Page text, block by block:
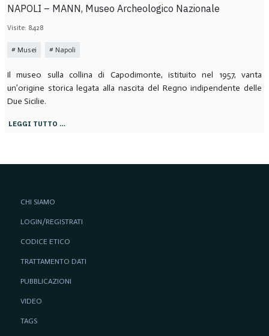
NAPOLI – MANN, Museo Archeologico Nazionale
Visite: 8428
Musei Napoli
Il museo sulla collina di Capodimonte, istituito nel 1957, vanta
un’origine storica legata alla nascita del Regno indipendente delle
Due Sicilie.
LEGGI TUTTO …
CHI SIAMO
LOGIN/REGISTRATI
CODICE ETICO
TRATTAMENTO DATI
PUBBLICAZIONI
VIDEO
TAGS